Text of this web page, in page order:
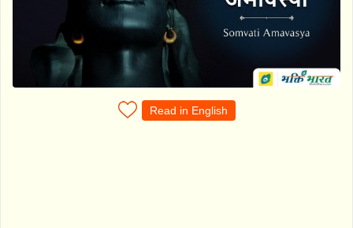
Read in English